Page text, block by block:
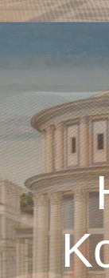
Skip